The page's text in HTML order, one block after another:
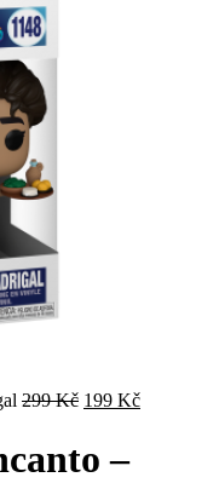
299Kč Původní
299 Kč.
199 KčAktuální
–